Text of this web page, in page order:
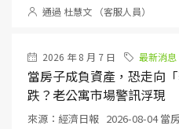
通過 杜慧文 （客服人員）
2026 年 8 月 7 日 最新消息
當房子成負資產，恐走向
跌？老公寓市場警訊浮現
來源：經濟日報 2026-08-04 當